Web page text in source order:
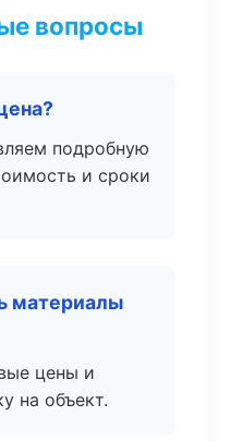
вопросы
подробную
и сроки
материалы
цены и
на объект.